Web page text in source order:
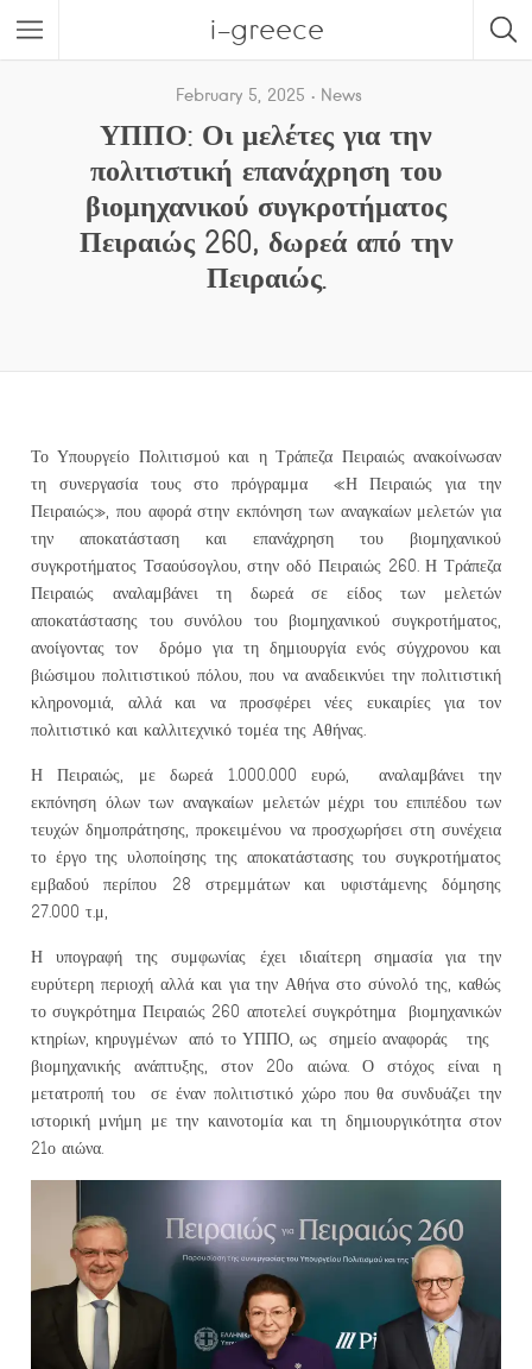
i-greece
February 5, 2025 News
ΥΠΠΟ: Οι μελέτες για την
πολιτιστική επανάχρηση του
βιομηχανικού συγκροτήματος
Πειραιώς 260, δωρεά από την
Πειραιώς.
Το Υπουργείο Πολιτισμού και η Τράπεζα Πειραιώς ανακοίνωσαν
τη συνεργασία τους στο πρόγραμμα «Η Πειραιώς για την
Πειραιώς», που αφορά στην εκπόνηση των αναγκαίων μελετών για
την αποκατάσταση και επανάχρηση του βιομηχανικού
συγκροτήματος Τσαούσογλου, στην οδό Πειραιώς 260. Η Τράπεζα
Πειραιώς αναλαμβάνει τη δωρεά σε είδος των μελετών
αποκατάστασης του συνόλου του βιομηχανικού συγκροτήματος,
ανοίγοντας τον δρόμο για τη δημιουργία ενός σύγχρονου και
βιώσιμου πολιτιστικού πόλου, που να αναδεικνύει την πολιτιστική
κληρονομιά, αλλά και να προσφέρει νέες ευκαιρίες για τον
πολιτιστικό και καλλιτεχνικό τομέα της Αθήνας.
Η Πειραιώς, με δωρεά 1.000.000 ευρώ, αναλαμβάνει την
εκπόνηση όλων των αναγκαίων μελετών μέχρι του επιπέδου των
τευχών δημοπράτησης, προκειμένου να προσχωρήσει στη συνέχεια
το έργο της υλοποίησης της αποκατάστασης του συγκροτήματος
εμβαδού περίπου 28 στρεμμάτων και υφιστάμενης δόμησης
27.000 τ.μ,
Η υπογραφή της συμφωνίας έχει ιδιαίτερη σημασία για την
ευρύτερη περιοχή αλλά και για την Αθήνα στο σύνολό της, καθώς
το συγκρότημα Πειραιώς 260 αποτελεί συγκρότημα βιομηχανικών
κτηρίων, κηρυγμένων από το ΥΠΠΟ, ως σημείο αναφοράς της
βιομηχανικής ανάπτυξης, στον 20ο αιώνα. Ο στόχος είναι η
μετατροπή του σε έναν πολιτιστικό χώρο που θα συνδυάζει την
ιστορική μνήμη με την καινοτομία και τη δημιουργικότητα στον
21ο αιώνα.